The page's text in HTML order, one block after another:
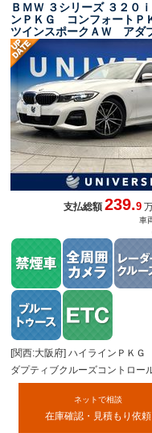
ＢＭＷ ３シリーズ ３２０
ンＰＫＧ コンフォートＰ
ツインスポークＡＷ アダ
トロール ＬＥＤヘッドラ
ビ 全周囲カメラ Ｂｌｕ
ＴＣ 禁煙車
支払総額239.9
車
[関西:大阪府] ハイラインＰＫ
ダプティブクルーズコントロー
ネットで相談
在庫確認・見積もり依頼